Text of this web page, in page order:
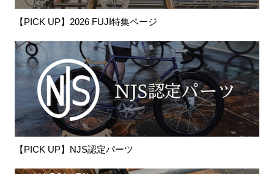
【PICK UP】2026 FUJI特集ページ
【PICK UP】NJS認定パーツ